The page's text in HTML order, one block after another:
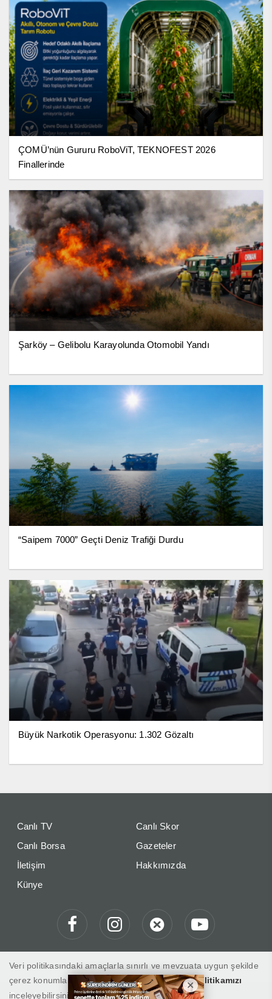
ÇOMÜ’nün Gururu RoboViT, TEKNOFEST 2026
Finallerinde
Şarköy – Gelibolu Karayolunda Otomobil Yandı
“Saipem 7000” Geçti Deniz Trafiği Durdu
Büyük Narkotik Operasyonu: 1.302 Gözaltı
Canlı TV
Canlı Skor
Canlı Borsa
Gazeteler
İletişim
Hakkımızda
Künye
Gelibolu Gaste "Haberin Doğru Adresi"
Veri politikasındaki amaçlarla sınırlı ve mevzuata uygun şekilde
çerez konumlandırmaktayız. Detaylar içinveri politikamızı
inceleyebilirsiniz.